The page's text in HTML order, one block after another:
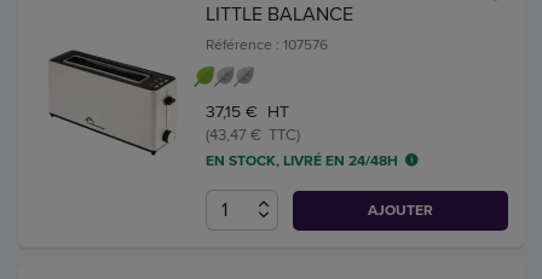
LITTLE BALANCE
Référence : 107576
37,15 € HT
(43,47 € TTC)
EN STOCK, LIVRÉ EN 24/48H
AJOUTER